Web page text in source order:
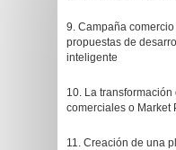
9. Campaña
propuestas de
inteligente
10. La
comerciales o Market
11. Creación de una